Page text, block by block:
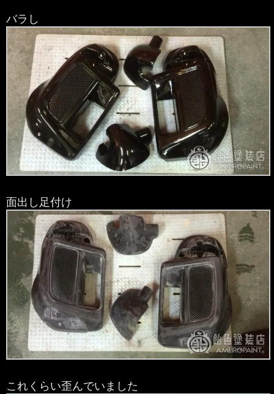
バラし
面出し足付け
これくらい歪んでいました